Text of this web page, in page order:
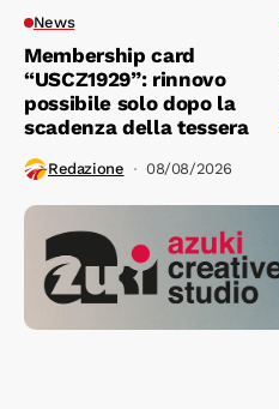
News
Membership card
“USCZ1929”: rinnovo
possibile solo dopo la
scadenza della tessera
Redazione 08/08/2026